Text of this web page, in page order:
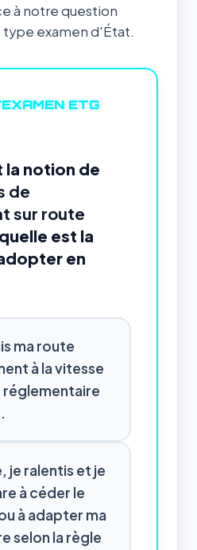
à notre question
examen d'État.
ETG
la notion de
de
sur route
est la
en
ma route
à la vitesse
réglementaire
je ralentis et je
à céder le
à adapter ma
selon la règle